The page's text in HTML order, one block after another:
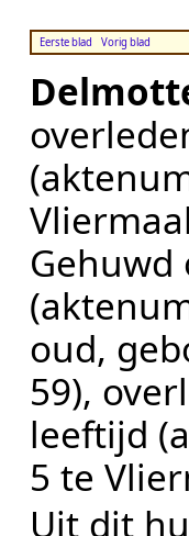
Eerste blad Vorig blad
Vliermaal
oud,
59),
leeftijd
5 te
Uit dit